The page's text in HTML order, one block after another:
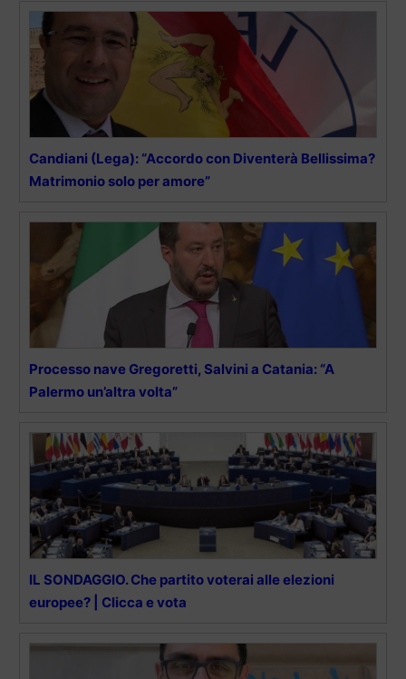
Candiani (Lega): “Accordo con Diventerà Bellissima?
Matrimonio solo per amore”
Processo nave Gregoretti, Salvini a Catania: “A
Palermo un’altra volta”
IL SONDAGGIO. Che partito voterai alle elezioni
europee? | Clicca e vota